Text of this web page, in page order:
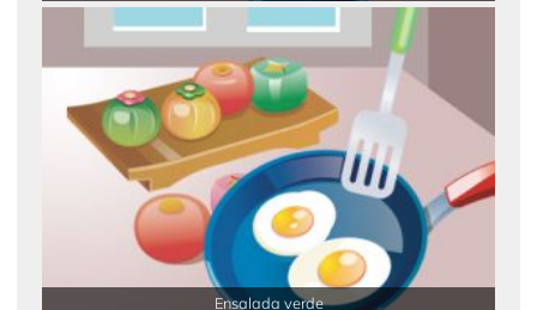
Ensalada verde